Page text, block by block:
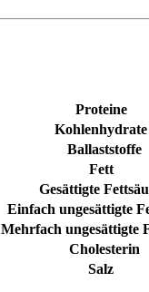
Proteine
Kohlenhydrate
Ballaststoffe
Fett
Gesättigte
Einfach ungesättigte
Mehrfach ungesättigte
Cholesterin
Salz